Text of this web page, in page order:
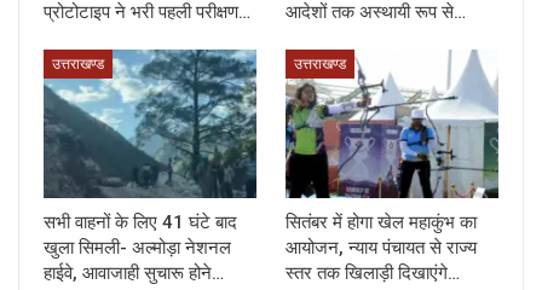
प्रोटोटाइप ने भरी पहली परीक्षण…
आदेशों तक अस्थायी रूप से…
उत्तराखण्ड
सभी वाहनों के लिए 41 घंटे बाद
खुला सिमली- अल्मोड़ा नेशनल
हाईवे, आवाजाही सुचारू होने…
उत्तराखण्ड
सितंबर में होगा खेल महाकुंभ का
आयोजन, न्याय पंचायत से राज्य
स्तर तक खिलाड़ी दिखाएंगे…